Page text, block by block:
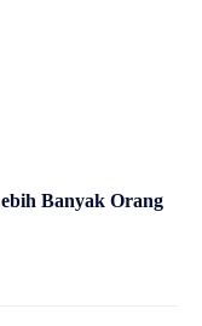
Banyak Orang